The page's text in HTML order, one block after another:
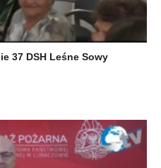
37 DSH Leśne Sowy